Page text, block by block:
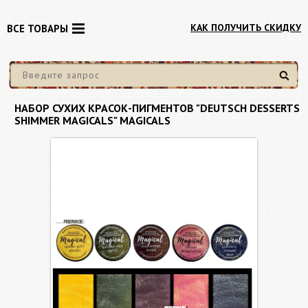
КАК ПОЛУЧИТЬ СКИДКУ
Найти
ВСЕ ТОВАРЫ
НАБОР СУХИХ КРАСОК-ПИГМЕНТОВ "DEUTSCH DESSERTS
SHIMMER MAGICALS" MAGICALS